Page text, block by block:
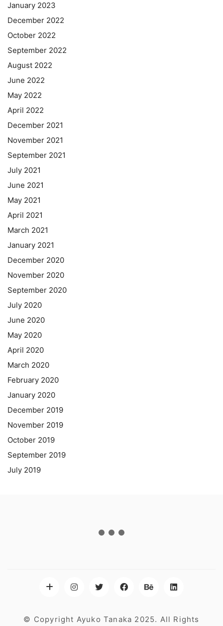
January 2023
December 2022
October 2022
September 2022
August 2022
June 2022
May 2022
April 2022
December 2021
November 2021
September 2021
July 2021
June 2021
May 2021
April 2021
March 2021
January 2021
December 2020
November 2020
September 2020
July 2020
June 2020
May 2020
April 2020
March 2020
February 2020
January 2020
December 2019
November 2019
October 2019
September 2019
July 2019
© Copyright Ayuko Tanaka 2025. All Rights